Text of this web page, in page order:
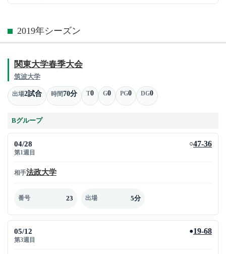
2019年シーズン
関東大学春季大会
筑波大学
出場2試合 時間70分 T0 G0 PG0 DG0
Bグループ
04/28
第1週目
○47-36
相手法政大学
番号 23 出場 5分
05/12
第3週目
●19-68